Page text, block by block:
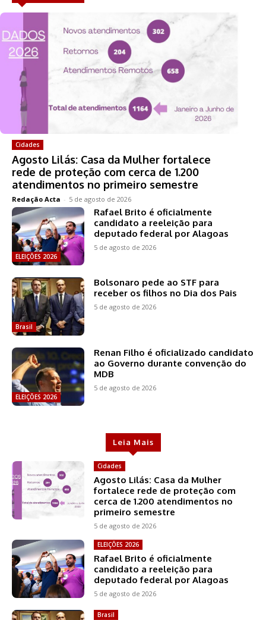
Cidades
Agosto Lilás: Casa da Mulher fortalece
rede de proteção com cerca de 1.200
atendimentos no primeiro semestre
Redação Acta - 5 de agosto de 2026
ELEIÇÕES 2026
Rafael Brito é oficialmente
candidato a reeleição para
deputado federal por Alagoas
5 de agosto de 2026
Brasil
Bolsonaro pede ao STF para
receber os filhos no Dia dos Pais
5 de agosto de 2026
ELEIÇÕES 2026
Renan Filho é oficializado candidato
ao Governo durante convenção do
MDB
5 de agosto de 2026
Leia Mais
Cidades
Agosto Lilás: Casa da Mulher
fortalece rede de proteção com
cerca de 1.200 atendimentos no
primeiro semestre
5 de agosto de 2026
ELEIÇÕES 2026
Rafael Brito é oficialmente
candidato a reeleição para
deputado federal por Alagoas
5 de agosto de 2026
Brasil